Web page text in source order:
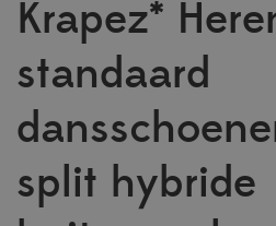
Krapez*
standaard
split hybride